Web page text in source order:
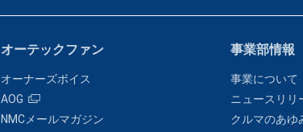
オーテックファン
オーナーズボイス
AOG
NMCメールマガジン
事業部情報
事業について
ニュースリリ
クルマのあゆ